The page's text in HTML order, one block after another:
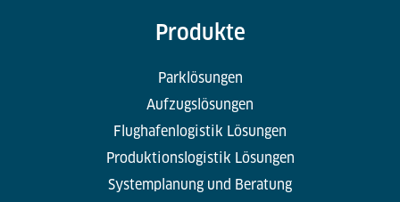
Produkte
Parklösungen
Aufzugslösungen
Flughafenlogistik Lösungen
Produktionslogistik Lösungen
Systemplanung und Beratung